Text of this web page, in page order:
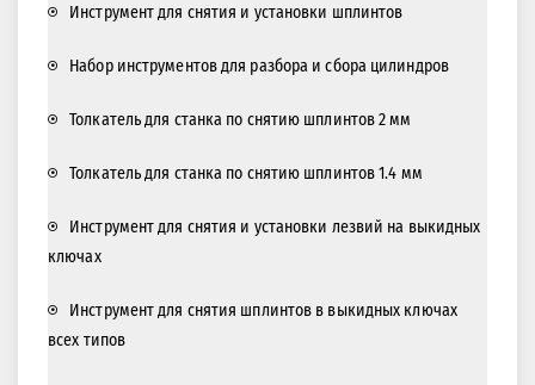
Инструмент для снятия и установки шплинтов
Набор инструментов для разбора и сбора цилиндров
Толкатель для станка по снятию шплинтов 2 мм
Толкатель для станка по снятию шплинтов 1.4 мм
Инструмент для снятия и установки лезвий на выкидных
ключах
Инструмент для снятия шплинтов в выкидных ключах
всех типов